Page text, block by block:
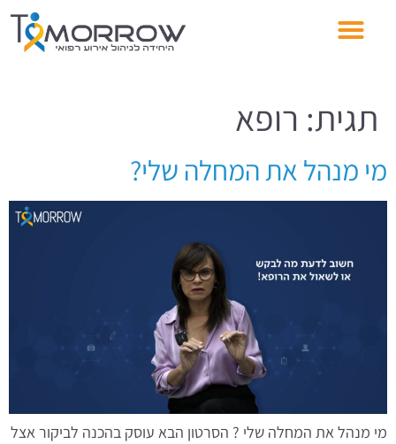
תגית: רופא
מי מנהל את המחלה שלי?
מי מנהל את המחלה שלי ? הסרטון הבא עוסק בהכנה לביקור אצל